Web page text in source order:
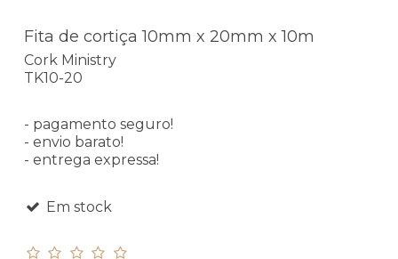
Fita de cortiça 10mm x 20mm x 10m
Cork Ministry
TK10-20
- pagamento seguro!
- envio barato!
- entrega expressa!
Em stock